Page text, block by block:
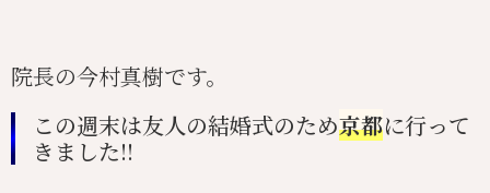
院長の今村真樹です。
この週末は友人の結婚式のため京都に行って
きました!!